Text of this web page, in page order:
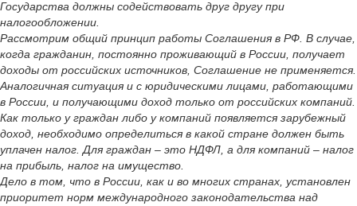
Государства должны содействовать друг другу при
налогообложении.
Рассмотрим общий принцип работы Соглашения в РФ. В случае,
когда гражданин, постоянно проживающий в России, получает
доходы от российских источников, Соглашение не применяется.
Аналогичная ситуация и с юридическими лицами, работающими
в России, и получающими доход только от российских компаний.
Как только у граждан либо у компаний появляется зарубежный
доход, необходимо определиться в какой стране должен быть
уплачен налог. Для граждан – это НДФЛ, а для компаний – налог
на прибыль, налог на имущество.
Дело в том, что в России, как и во многих странах, установлен
приоритет норм международного законодательства над